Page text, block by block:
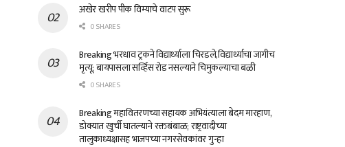
अखेर खरीप पीक विम्याचे वाटप सुरू
0 SHARES
Breaking भरधाव ट्रकने विद्यार्थ्याला चिरडले,विद्यार्थ्याचा जागीच
मृत्यू; बायपासला सर्व्हिस रोड नसल्याने चिमुकल्याचा बळी
0 SHARES
Breaking महावितरणच्या सहायक अभियंत्याला बेदम मारहाण,
डोक्यात खुर्ची घातल्याने रक्तबंबाळ; राष्ट्रवादीच्या
तालुकाध्यक्षासह भाजपच्या नगरसेवकांवर गुन्हा